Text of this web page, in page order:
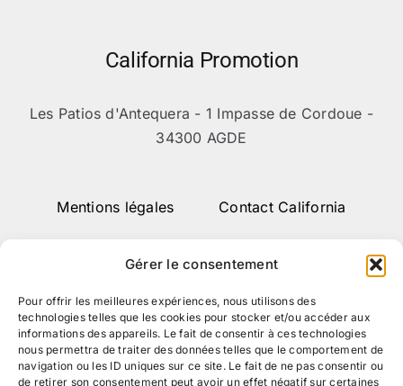
Gérer le consentement
Pour offrir les meilleures expériences, nous utilisons des
technologies telles que les cookies pour stocker et/ou accéder aux
informations des appareils. Le fait de consentir à ces technologies
nous permettra de traiter des données telles que le comportement de
navigation ou les ID uniques sur ce site. Le fait de ne pas consentir ou
de retirer son consentement peut avoir un effet négatif sur certaines
California Promotion
Les Patios d'Antequera - 1 Impasse de Cordoue -
34300 AGDE
Mentions légales Contact California